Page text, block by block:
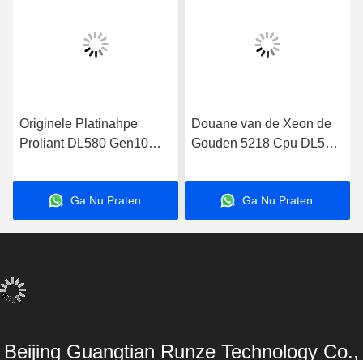
Originele Platinahpe
Proliant DL580 Gen10
Xeon 8164 p408i-p 4U
Ga Nu Praten.
Douane van de Xeon de
Gouden 5218 Cpu DL580
4U Server
Ga Nu Praten.
Beijing Guangtian Runze Technology Co.,